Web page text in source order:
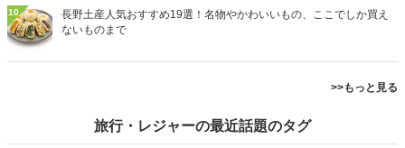
10
長野土産人気おすすめ19選！名物やかわいいもの、ここでしか買え
ないものまで
>>もっと見る
旅行・レジャーの最近話題のタグ